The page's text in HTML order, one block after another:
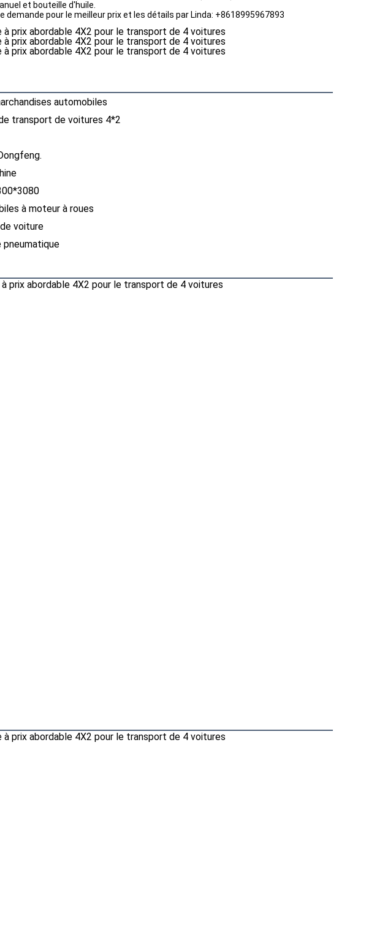
et bouteille d'huile.
pour le meilleur prix et les détails par Linda: +8618995967893
automobiles
transport de voitures 4*2
à moteur à roues
voiture
pneumatique